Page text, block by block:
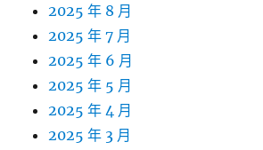
2025 年 8 月
2025 年 7 月
2025 年 6 月
2025 年 5 月
2025 年 4 月
2025 年 3 月